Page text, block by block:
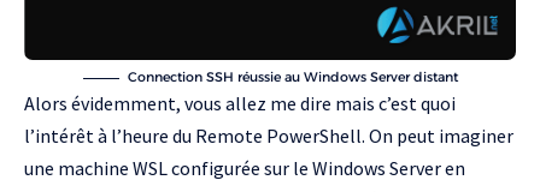
Connection SSH réussie au Windows Server distant
Alors évidemment, vous allez me dire mais c’est quoi
l’intérêt à l’heure du Remote PowerShell. On peut imaginer
une machine WSL configurée sur le Windows Server en